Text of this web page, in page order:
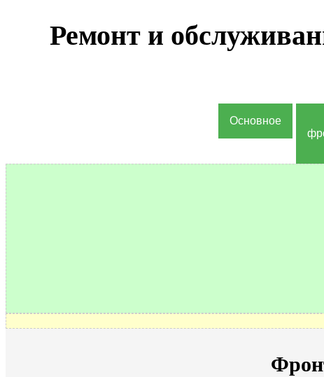
Ремонт и
Основное